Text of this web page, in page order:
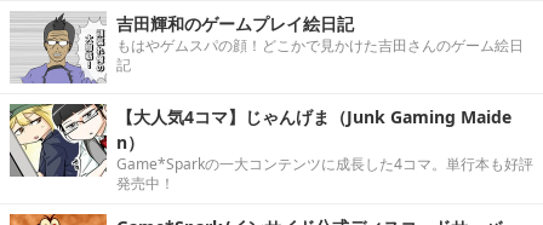
吉田輝和のゲームプレイ絵日記
もはやゲムスパの顔！どこかで見かけた吉田さんのゲーム絵日
記
【大人気4コマ】じゃんげま（Junk Gaming Maide
n）
Game*Sparkの一大コンテンツに成長した4コマ。単行本も好評
発売中！